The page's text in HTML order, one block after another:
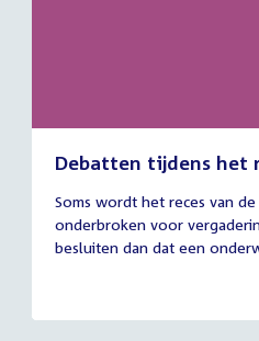
Debatten tijdens het
juli
2026
Soms wordt het reces van
onderbroken voor
besluiten dan dat een